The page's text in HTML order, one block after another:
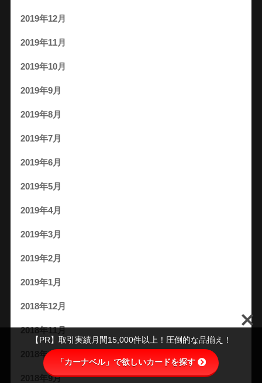
2019年12月
2019年11月
2019年10月
2019年9月
2019年8月
2019年7月
2019年6月
2019年5月
2019年4月
2019年3月
2019年2月
2019年1月
2018年12月
2018年11月
2018年10月
2018年9月
【PR】取引実績月間15,000件以上！圧倒的な品揃え！
「カーナベル」で欲しいカードを探す